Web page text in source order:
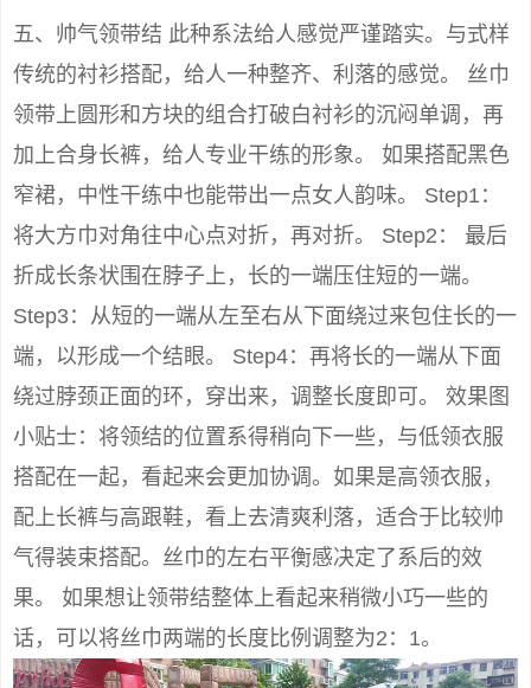
五、帅气领带结 此种系法给人感觉严谨踏实。与式样
传统的衬衫搭配，给人一种整齐、利落的感觉。 丝巾
领带上圆形和方块的组合打破白衬衫的沉闷单调，再
加上合身长裤，给人专业干练的形象。 如果搭配黑色
窄裙，中性干练中也能带出一点女人韵味。 Step1：
将大方巾对角往中心点对折，再对折。 Step2： 最后
折成长条状围在脖子上，长的一端压住短的一端。
Step3：从短的一端从左至右从下面绕过来包住长的一
端，以形成一个结眼。 Step4：再将长的一端从下面
绕过脖颈正面的环，穿出来，调整长度即可。 效果图
小贴士：将领结的位置系得稍向下一些，与低领衣服
搭配在一起，看起来会更加协调。如果是高领衣服，
配上长裤与高跟鞋，看上去清爽利落，适合于比较帅
气得装束搭配。丝巾的左右平衡感决定了系后的效
果。 如果想让领带结整体上看起来稍微小巧一些的
话，可以将丝巾两端的长度比例调整为2：1。